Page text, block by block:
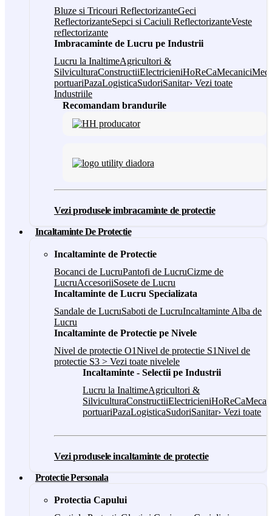
Bluze si Tricouri ReflectorizanteGeci
ReflectorizanteSepci si Caciuli ReflectorizanteVeste
reflectorizante
Imbracaminte de Lucru pe Industrii
Lucru la InaltimeAgricultori &
SilviculturaConstructiiElectricieniHoReCaMecanici
portuariPazaLogisticaSudoriSanitar› Vezi toate
Industriile
Recomandam brandurile
Vezi produsele imbracaminte de protectie
Incaltaminte De Protectie
Incaltaminte de Protectie
Bocanci de LucruPantofi de LucruCizme de
LucruAccesoriiSosete de Lucru
Incaltaminte de Lucru Specializata
Sandale de LucruSaboti de LucruIncaltaminte Alba de
Lucru
Incaltaminte de Protectie pe Nivele
Nivel de protectie O1Nivel de protectie S1Nivel de
protectie S3 > Vezi toate nivelele
Incaltaminte - Selectii pe Industrii
Lucru la InaltimeAgricultori &
SilviculturaConstructiiElectricieniHoReCa
portuariPazaLogisticaSudoriSanitar› Vezi toate
Vezi produsele incaltaminte de protectie
Protectie Personala
Protectia Capului